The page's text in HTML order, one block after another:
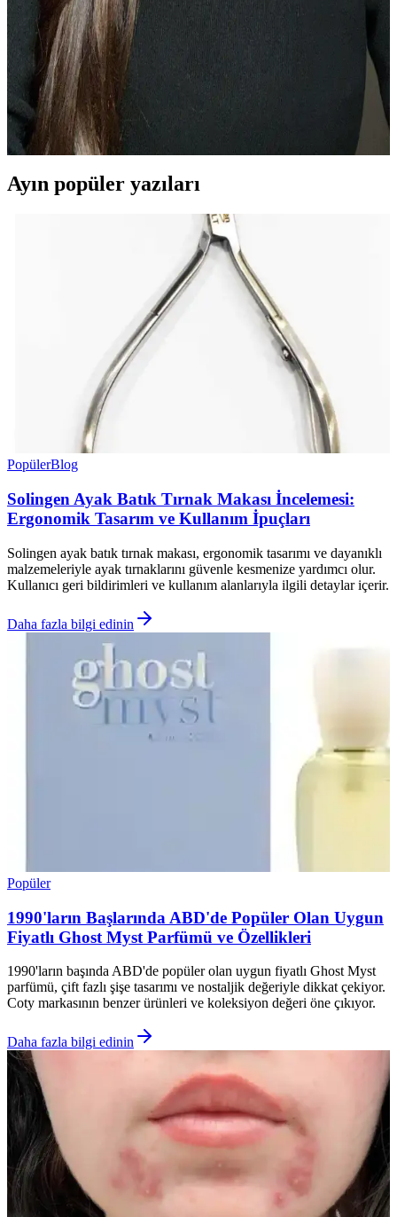
Allık Kullanımında Dozaj ve Yüz Makyajında
Dengenin Önemi ve Uygulama Teknikleri
Allık kullanımı, makyajın genel dengesini sağlamak için önemlidir.
Dozaj, uygulama alanları ve diğer makyaj ürünleriyle uyum, yüzün
doğal ve canlı görünmesini etkiler. Kamera ve gerçek hayat farkları
göz önünde bulundurulmalıdır.
Ayın popüler yazıları
PopülerBlog
Solingen Ayak Batık Tırnak Makası İncelemesi:
Ergonomik Tasarım ve Kullanım İpuçları
Solingen ayak batık tırnak makası, ergonomik tasarımı ve dayanıklı
malzemeleriyle ayak tırnaklarını güvenle kesmenize yardımcı olur.
Kullanıcı geri bildirimleri ve kullanım alanlarıyla ilgili detaylar içerir.
Daha fazla bilgi edinin
Popüler
1990'ların Başlarında ABD'de Popüler Olan Uygun
Fiyatlı Ghost Myst Parfümü ve Özellikleri
1990'ların başında ABD'de popüler olan uygun fiyatlı Ghost Myst
parfümü, çift fazlı şişe tasarımı ve nostaljik değeriyle dikkat çekiyor.
Coty markasının benzer ürünleri ve koleksiyon değeri öne çıkıyor.
Daha fazla bilgi edinin